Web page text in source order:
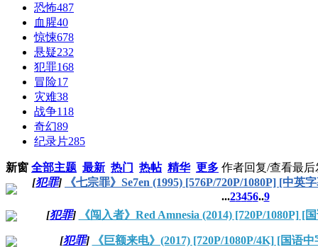
恐怖487
血腥40
惊悚678
悬疑232
犯罪168
冒险17
灾难38
战争118
奇幻89
纪录片285
新窗 全部主题 最新 热门 热帖 精华 更多 作者回复/查看最后
[犯罪]
《七宗罪》Se7en (1995) [576P/720P/1080P] [中英
...23456..9
[犯罪] 《闯入者》Red Amnesia (2014) [720P/1080P] [
[犯罪] 《巨额来电》(2017) [720P/1080P/4K] [国语中